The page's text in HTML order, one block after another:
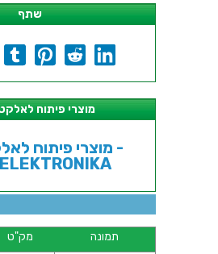
שתף
מוצרי פיתוח
מוצרי פיתוח
תמונה מק"ט